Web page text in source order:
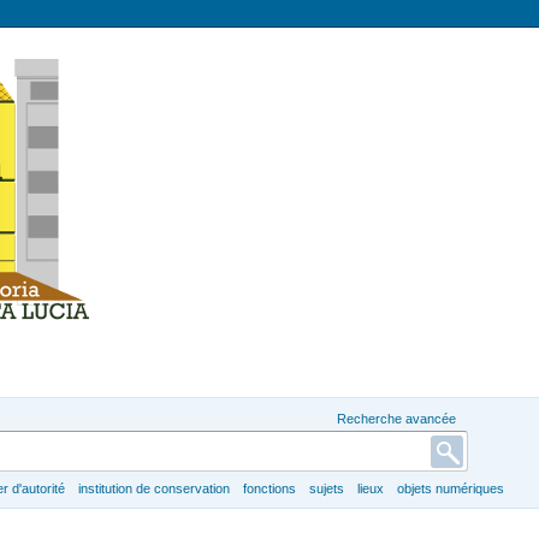
Recherche avancée
d'autorité institution de conservation fonctions sujets lieux objets numériques